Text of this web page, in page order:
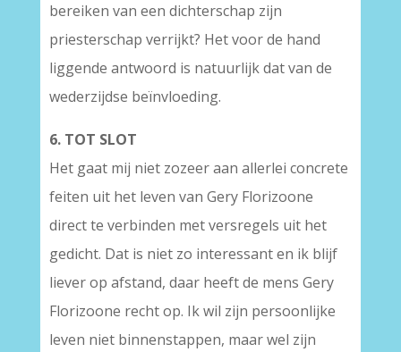
bereiken van een dichterschap zijn
priesterschap verrijkt? Het voor de hand
liggende antwoord is natuurlijk dat van de
wederzijdse beïnvloeding.
6. TOT SLOT
Het gaat mij niet zozeer aan allerlei concrete
feiten uit het leven van Gery Florizoone
direct te verbinden met versregels uit het
gedicht. Dat is niet zo interessant en ik blijf
liever op afstand, daar heeft de mens Gery
Florizoone recht op. Ik wil zijn persoonlijke
leven niet binnenstappen, maar wel zijn